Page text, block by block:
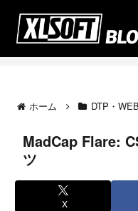
ホーム DTP・
MadCap Flare:
ツ
X